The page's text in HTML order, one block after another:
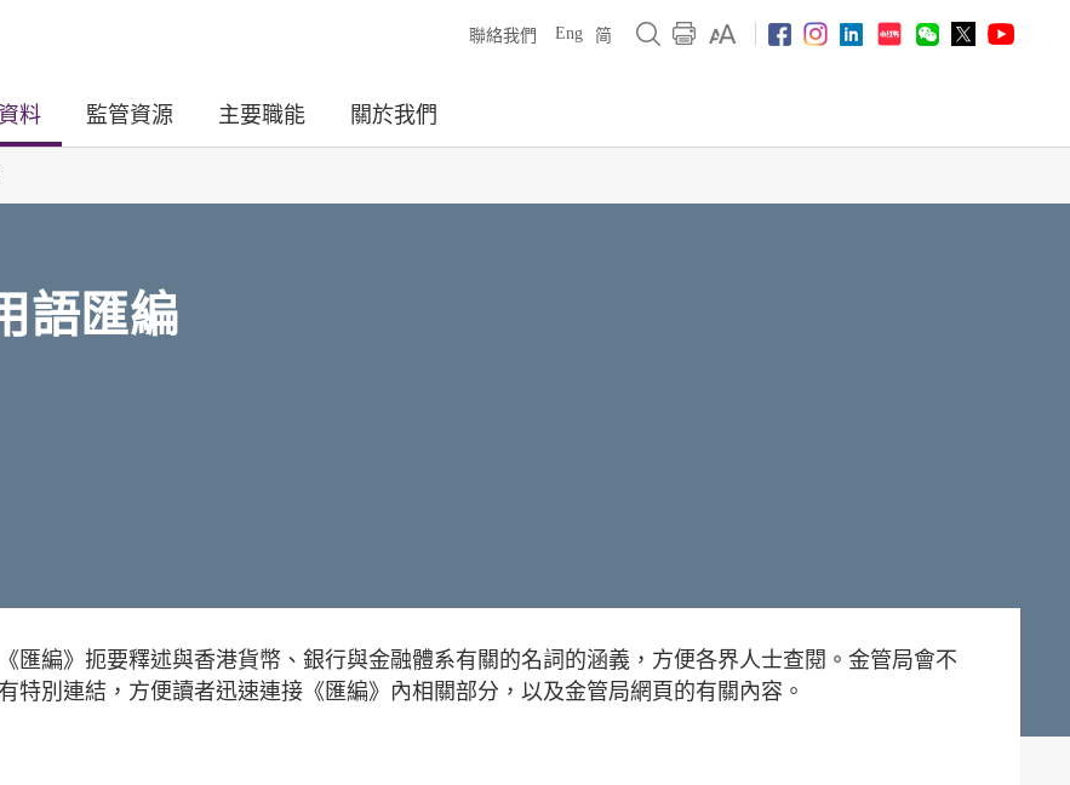
聯絡我們 Eng 简
料 監管資源 主要職能 關於我們
語匯編
匯編》扼要釋述與香港貨幣、銀行與金融體系有關的名詞的涵義，方便各界人士查閱。金管局會不
特別連結，方便讀者迅速連接《匯編》內相關部分，以及金管局網頁的有關內容。